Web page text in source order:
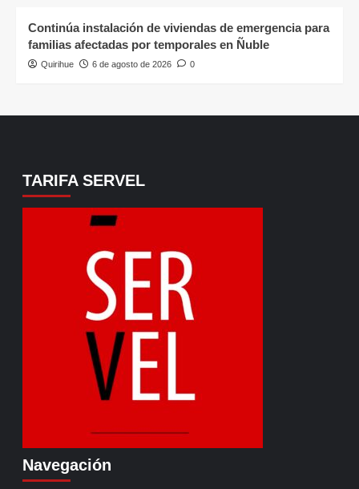
Continúa instalación de viviendas de emergencia para
familias afectadas por temporales en Ñuble
Quirihue 6 de agosto de 2026 0
TARIFA SERVEL
Navegación